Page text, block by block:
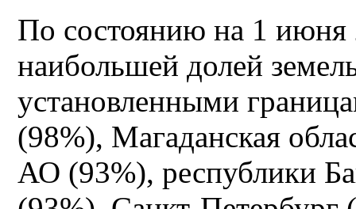
По состоянию на 1 июня
наибольшей долей
установленными
(98%), Магаданская
АО (93%), республики